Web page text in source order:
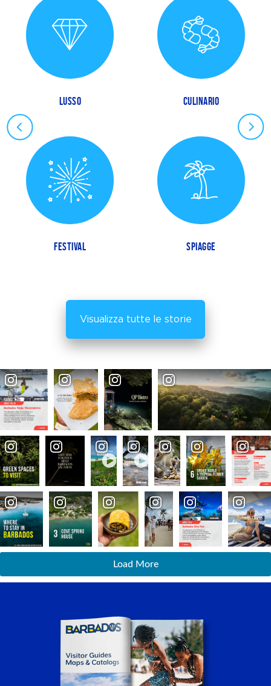
LUSSO
FESTIVAL
CULINARIO
SPIAGGE
Visualizza tutte le storie
Load More